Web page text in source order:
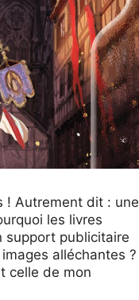
! Autrement dit : une
les livres
support publicitaire
alléchantes ?
celle de mon